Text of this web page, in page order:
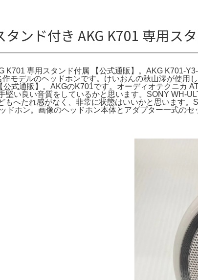
ンド付き AKG K701 専用ス
K701 専用スタンド付属 【公式通販】。AKG K701-
モデルのヘッドホンです。けいおんの秋山澪が使用
式通販】。AKGのK701です。オーディオテクニカ
い良い音質をしているかと思います。SONY WH-
もへたれ感がなく、非常に状態はいいかと思います
ドホン。画像のヘッドホン本体とアダプター一式の